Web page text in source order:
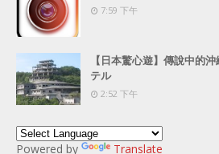
7:59 下午
【日本驚心遊】傳說中的
テル
2:52 下午
Powered by Translate